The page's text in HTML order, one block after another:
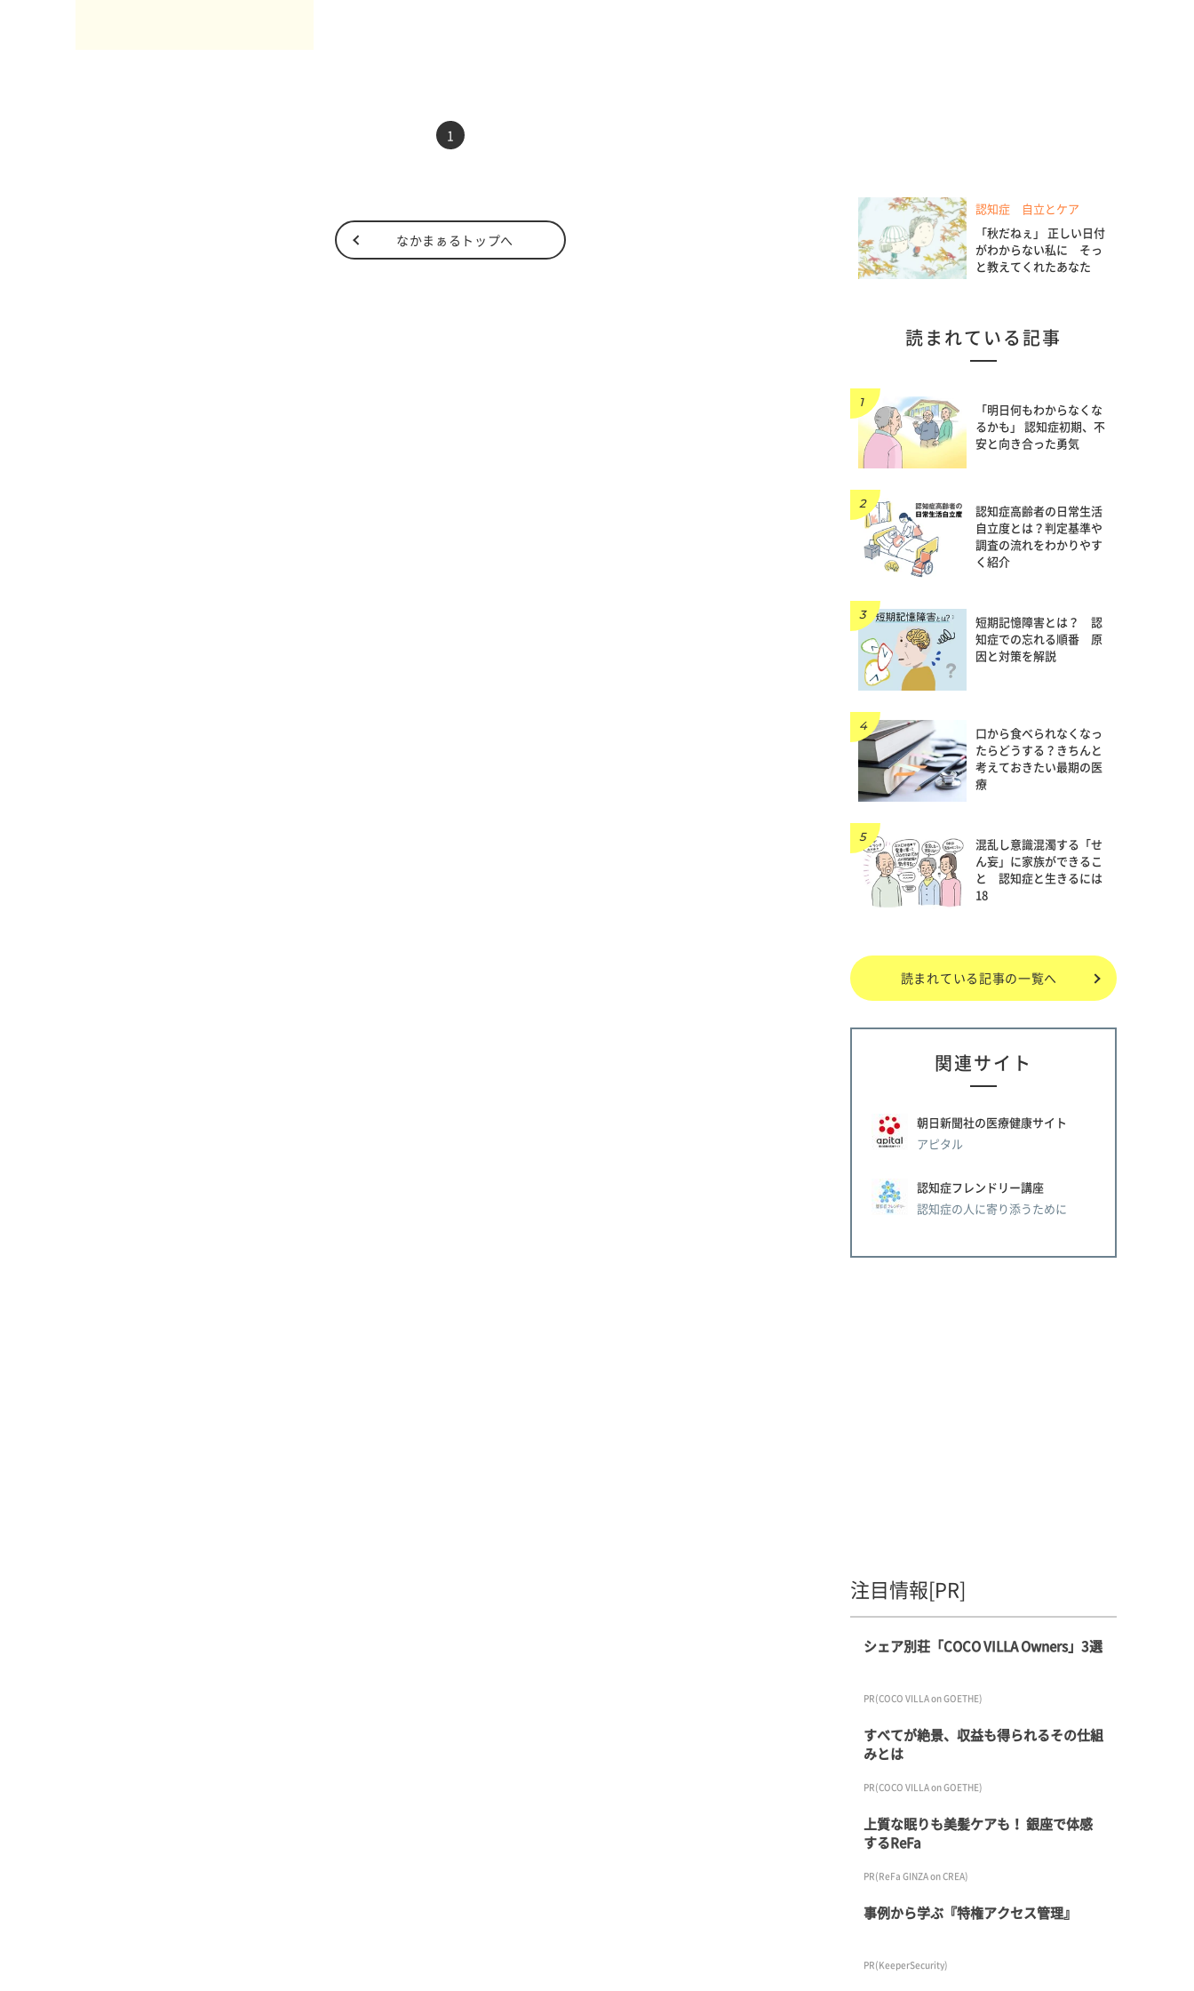
1
なかまぁるトップへ
認知症 自立とケア
「秋だねぇ」 正しい日付
がわからない私に そっ
と教えてくれたあなた
読まれている記事
「明日何もわからなくな
るかも」 認知症初期、不
安と向き合った勇気
認知症高齢者の日常生活
自立度とは？判定基準や
調査の流れをわかりやす
く紹介
短期記憶障害とは？ 認
知症での忘れる順番 原
因と対策を解説
口から食べられなくなっ
たらどうする？きちんと
考えておきたい最期の医
療
混乱し意識混濁する「せ
ん妄」に家族ができるこ
と 認知症と生きるには
18
読まれている記事の一覧へ
関連サイト
朝日新聞社の医療健康サイト
アピタル
認知症フレンドリー講座
認知症の人に寄り添うために
注目情報[PR]
シェア別荘「COCO VILLA Owners」3選
PR(COCO VILLA on GOETHE)
すべてが絶景、収益も得られるその仕組
みとは
PR(COCO VILLA on GOETHE)
上質な眠りも美髪ケアも！ 銀座で体感
するReFa
PR(ReFa GINZA on CREA)
事例から学ぶ『特権アクセス管理』
PR(KeeperSecurity)